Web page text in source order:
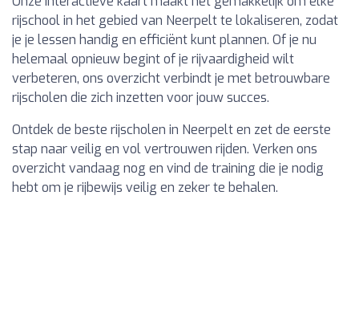
rijschool in het gebied van Neerpelt te lokaliseren, zodat
je je lessen handig en efficiënt kunt plannen. Of je nu
helemaal opnieuw begint of je rijvaardigheid wilt
verbeteren, ons overzicht verbindt je met betrouwbare
rijscholen die zich inzetten voor jouw succes.
Ontdek de beste rijscholen in Neerpelt en zet de eerste
stap naar veilig en vol vertrouwen rijden. Verken ons
overzicht vandaag nog en vind de training die je nodig
hebt om je rijbewijs veilig en zeker te behalen.